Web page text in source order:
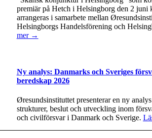
premiär på Hetch i Helsingborg den 2 juni
arrangeras i samarbete mellan
Helsingborgs Handelsförening och
mer →
Ny analys: Danmarks och Sveriges
beredskap 2026
Øresundsinstituttet presenterar en ny
strukturer, beslut och utveckling inom
och civilförsvar i Danmark och Sverige.